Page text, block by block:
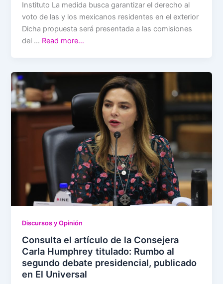
Instituto La medida busca garantizar el derecho al
voto de las y los mexicanos residentes en el exterior
Dicha propuesta será presentada a las comisiones
del … Read more…
Discursos y Opinión
Consulta el artículo de la Consejera
Carla Humphrey titulado: Rumbo al
segundo debate presidencial, publicado
en El Universal